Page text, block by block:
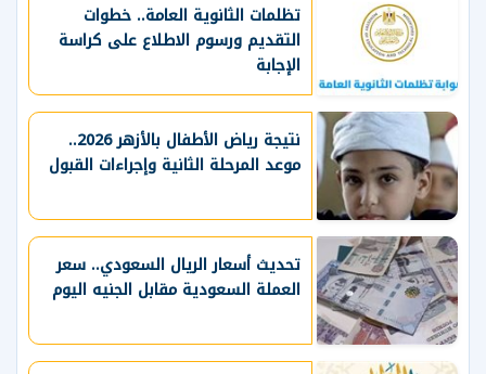
تظلمات الثانوية العامة.. خطوات
التقديم ورسوم الاطلاع على كراسة
الإجابة
نتيجة رياض الأطفال بالأزهر 2026..
موعد المرحلة الثانية وإجراءات القبول
تحديث أسعار الريال السعودي.. سعر
العملة السعودية مقابل الجنيه اليوم